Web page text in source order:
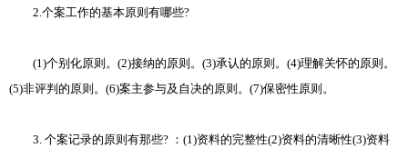
2.个案工作的基本原则有哪些?
(1)个别化原则。(2)接纳的原则。(3)承认的原则。(4)理解关怀的原则。
(5)非评判的原则。(6)案主参与及自决的原则。(7)保密性原则。
3. 个案记录的原则有那些? ：(1)资料的完整性(2)资料的清晰性(3)资料